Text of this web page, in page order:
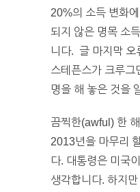
20%의 소득 변화
되지 않은 명목 소
니다. 글 마지막 오
스테픈스가 크루그
명을 해 놓은 것을
끔찍한(awful) 한
2013년을 마무리
다. 대통령은 미국
생각합니다. 하지